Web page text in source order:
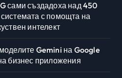
сами създадоха над 450
с помощта на
интелект
Gemini на Google
бизнес приложения